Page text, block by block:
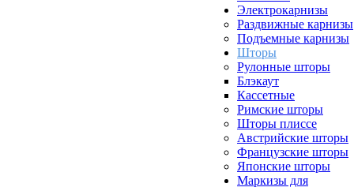
Электрокарнизы
Раздвижные карнизы
Подъемные карнизы
Шторы
Рулонные шторы
Блэкаут
Кассетные
Римские шторы
Шторы плиссе
Австрийские шторы
Французские шторы
Японские шторы
Маркизы для